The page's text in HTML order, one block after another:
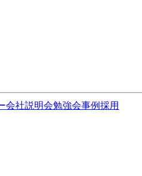
会社説明会勉強会事例採用